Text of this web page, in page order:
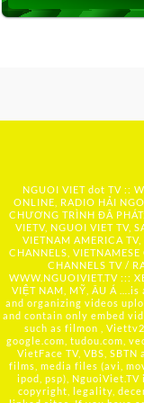
NGUOI VIET dot TV ::
ONLINE, RADIO HẢI
CHƯƠNG TRÌNH ĐÃ
VIETV, NGUOI VIET TV,
VIETNAM AMERICA TV,
CHANNELS, VIETNAMESE
CHANNELS TV /
WWW.NGUOIVIET.TV :::
VIỆT NAM, MỸ, ÂU Á
and organizing videos
and contain only embed
such as filmon ,
google.com, tudou.com,
VietFace TV, VBS,
films, media files (avi,
ipod, psp),
copyright, legality,